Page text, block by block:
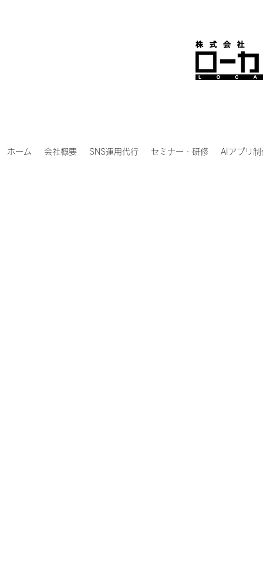
ホーム 会社概要 SNS運用代行 セミナー・研修 AIアプリ制